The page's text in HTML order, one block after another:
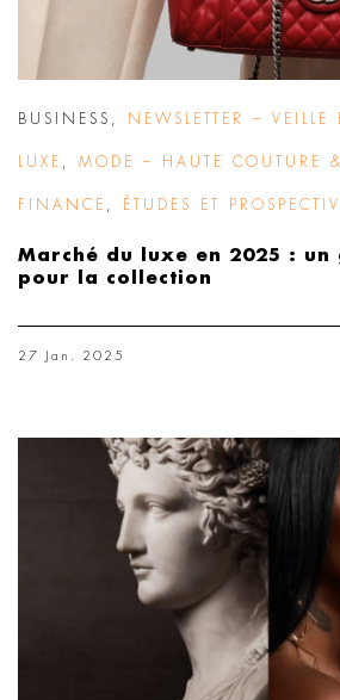
BUSINESS NEWSLETTER – VEILLE
LUXE MODE – HAUTE COUTURE &
FINANCE ÉTUDES ET
Marché du luxe en 2025 : un
pour la collection
27 Jan. 2025